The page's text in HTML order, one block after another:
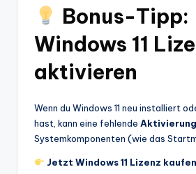
Bonus-Tipp:
Windows 11
aktivieren
Wenn du Windows 11 neu installiert
hast, kann eine fehlende Aktivierung
Systemkomponenten (wie das
Jetzt Windows 11 Lizenz kaufen